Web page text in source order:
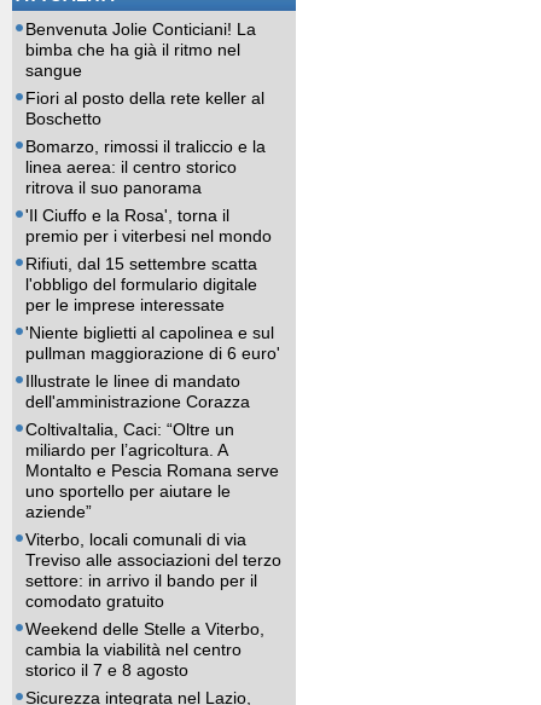
Benvenuta Jolie Conticiani! La
bimba che ha già il ritmo nel
sangue
Fiori al posto della rete keller al
Boschetto
Bomarzo, rimossi il traliccio e la
linea aerea: il centro storico
ritrova il suo panorama
'Il Ciuffo e la Rosa', torna il
premio per i viterbesi nel mondo
Rifiuti, dal 15 settembre scatta
l'obbligo del formulario digitale
per le imprese interessate
'Niente biglietti al capolinea e sul
pullman maggiorazione di 6 euro'
Illustrate le linee di mandato
dell'amministrazione Corazza
ColtivaItalia, Caci: “Oltre un
miliardo per l’agricoltura. A
Montalto e Pescia Romana serve
uno sportello per aiutare le
aziende”
Viterbo, locali comunali di via
Treviso alle associazioni del terzo
settore: in arrivo il bando per il
comodato gratuito
Weekend delle Stelle a Viterbo,
cambia la viabilità nel centro
storico il 7 e 8 agosto
Sicurezza integrata nel Lazio,